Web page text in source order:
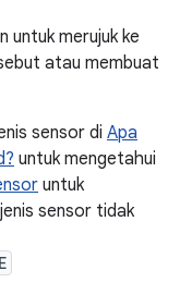
untuk merujuk ke
atau membuat
sensor di Apa
untuk mengetahui
untuk
sensor tidak